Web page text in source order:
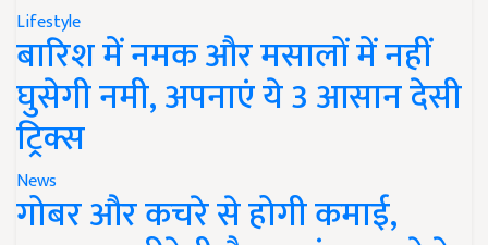
Lifestyle
बारिश में नमक और मसालों में नहीं
घुसेगी नमी, अपनाएं ये 3 आसान देसी
ट्रिक्स
News
गोबर और कचरे से होगी कमाई,